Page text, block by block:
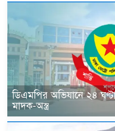
ডিএমপির অভিযানে ২৪
মাদক-অস্ত্র